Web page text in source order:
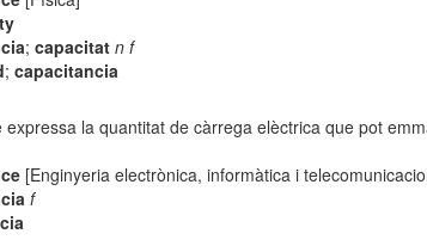
;capacitat n f
;capacitancia
expressa la quantitat de càrrega elèctrica que pot
[Enginyeria electrònica, informàtica i
f